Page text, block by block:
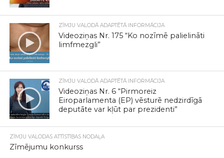
ZĪMJU VALODĀ ADAPTĒTĀ INFORMĀCIJA
Videoziņas Nr. 175 “Ko nozīmē palielināti
limfmezgli”
ZĪMJU VALODĀ ADAPTĒTĀ INFORMĀCIJA
Videoziņas Nr. 6 “Pirmoreiz
Eiroparlamenta (EP) vēsturē nedzirdīgā
deputāte var kļūt par prezidenti”
ZĪMJU VALODAS ATTĪSTĪBAS NODAĻA
Zīmējumu konkurss